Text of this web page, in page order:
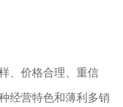
、价格合理、重信
经营特色和薄利多销